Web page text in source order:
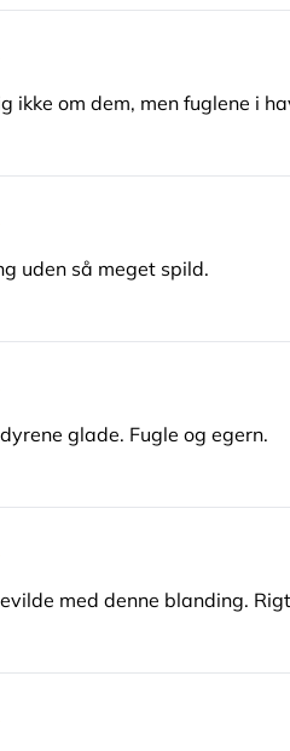
ikke om dem, men fuglene i
uden så meget spild.
glade. Fugle og egern.
med denne blanding.